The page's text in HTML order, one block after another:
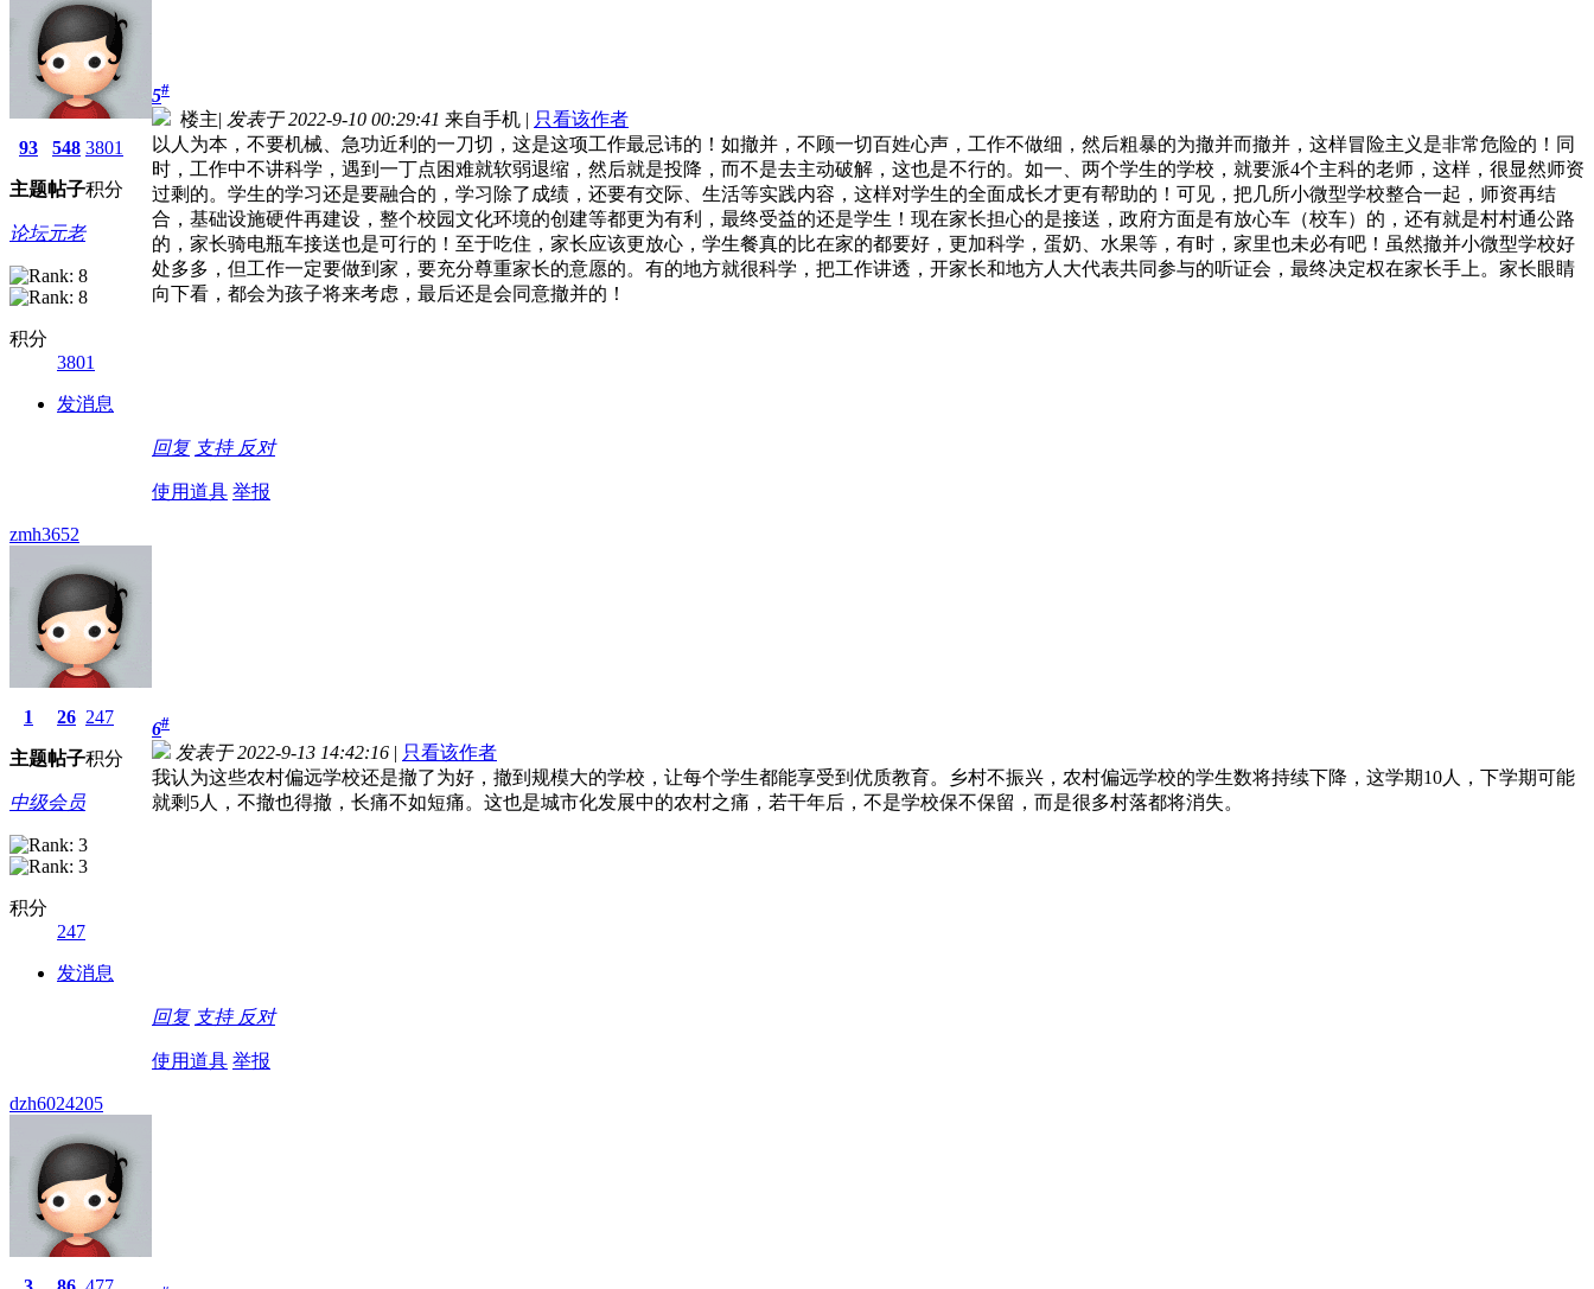
93
主题
548
帖子
3801
积分
论坛元老
积分
3801
发消息
5#
楼主| 发表于 2022-9-10 00:29:41 来自手机 | 只看该作者
以人为本，不要机械、急功近利的一刀切，这是这项工作最忌讳的！如撤并，不顾一切百姓心声，工作不做细，然后粗暴的为撤并而撤并，这样冒险主义是非常危险的！同
时，工作中不讲科学，遇到一丁点困难就软弱退缩，然后就是投降，而不是去主动破解，这也是不行的。如一、两个学生的学校，就要派4个主科的老师，这样，很显然师资
过剩的。学生的学习还是要融合的，学习除了成绩，还要有交际、生活等实践内容，这样对学生的全面成长才更有帮助的！可见，把几所小微型学校整合一起，师资再结
合，基础设施硬件再建设，整个校园文化环境的创建等都更为有利，最终受益的还是学生！现在家长担心的是接送，政府方面是有放心车（校车）的，还有就是村村通公路
的，家长骑电瓶车接送也是可行的！至于吃住，家长应该更放心，学生餐真的比在家的都要好，更加科学，蛋奶、水果等，有时，家里也未必有吧！虽然撤并小微型学校好
处多多，但工作一定要做到家，要充分尊重家长的意愿的。有的地方就很科学，把工作讲透，开家长和地方人大代表共同参与的听证会，最终决定权在家长手上。家长眼睛
向下看，都会为孩子将来考虑，最后还是会同意撤并的！
回复 支持 反对
使用道具 举报
zmh3652
1
主题
26
帖子
247
积分
中级会员
积分
247
发消息
6#
发表于 2022-9-13 14:42:16 | 只看该作者
我认为这些农村偏远学校还是撤了为好，撤到规模大的学校，让每个学生都能享受到优质教育。乡村不振兴，农村偏远学校的学生数将持续下降，这学期10人，下学期可能
就剩5人，不撤也得撤，长痛不如短痛。这也是城市化发展中的农村之痛，若干年后，不是学校保不保留，而是很多村落都将消失。
回复 支持 反对
使用道具 举报
dzh6024205